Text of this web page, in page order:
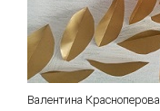
Валентина Красноперова